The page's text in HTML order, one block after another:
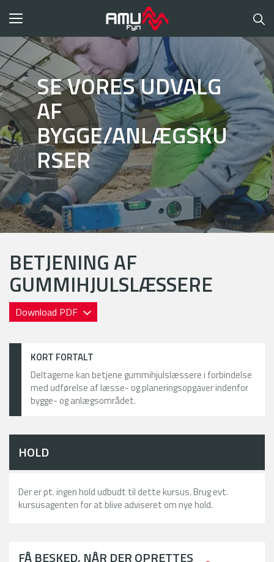
Toggle
SE VORES UDVALG
AF
BYGGE/ANLÆGSKU
RSER
BETJENING AF
GUMMIHJULSLÆSSERE
Download PDF
KORT FORTALT
Deltagerne kan betjene gummihjulslæssere i forbindelse
med udførelse af læsse- og planeringsopgaver indenfor
bygge- og anlægsområdet.
HOLD
Der er pt. ingen hold udbudt til dette kursus. Brug evt.
kursusagenten for at blive adviseret om nye hold.
FÅ BESKED, NÅR DER OPRETTES